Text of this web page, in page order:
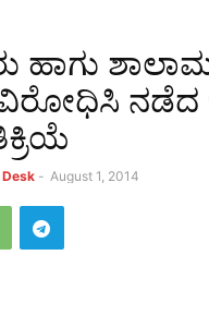
ವಿರೋಧಿಸಿ
- August 1, 2014